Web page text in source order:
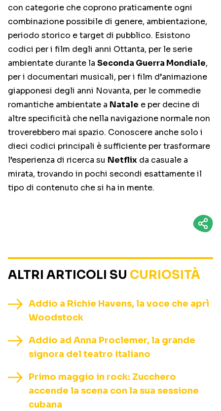
con categorie che coprono praticamente ogni
combinazione possibile di genere, ambientazione,
periodo storico e target di pubblico. Esistono
codici per i film degli anni Ottanta, per le serie
ambientate durante la Seconda Guerra Mondiale,
per i documentari musicali, per i film d’animazione
giapponesi degli anni Novanta, per le commedie
romantiche ambientate a Natale e per decine di
altre specificità che nella navigazione normale non
troverebbero mai spazio. Conoscere anche solo i
dieci codici principali è sufficiente per trasformare
l’esperienza di ricerca su Netflix da casuale a
mirata, trovando in pochi secondi esattamente il
tipo di contenuto che si ha in mente.
ALTRI ARTICOLI SU CURIOSITÀ
Addio a Richie Havens, la voce che aprì
Woodstock
Addio ad Anna Proclemer, la grande
signora del teatro italiano
Primo maggio in rock: Zucchero
accende la scena con la sua sessione
cubana